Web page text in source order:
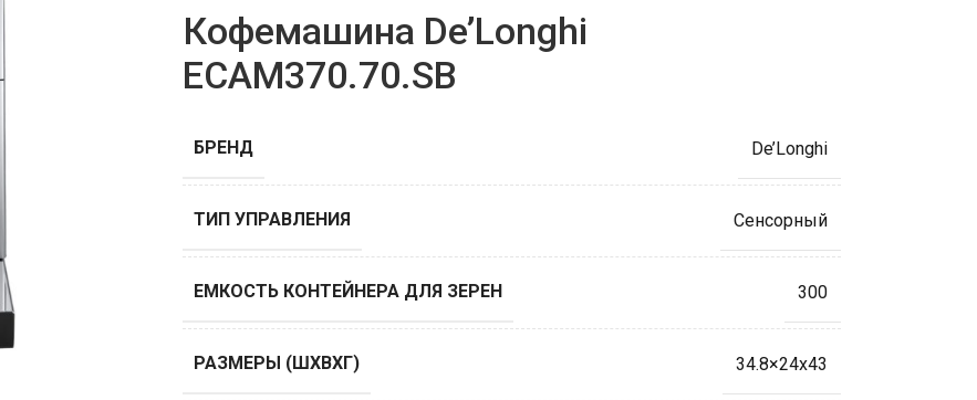
Кофемашина De’Longhi
ECAM370.70.SB
БРЕНД De’Longhi
ТИП УПРАВЛЕНИЯ Сенсорный
ЕМКОСТЬ КОНТЕЙНЕРА ДЛЯ ЗЕРЕН 300
РАЗМЕРЫ (ШХВХГ) 34.8×24х43